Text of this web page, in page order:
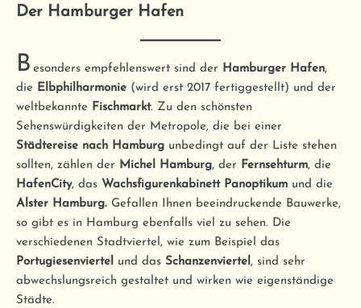
Der Hamburger Hafen
B esonders empfehlenswert sind der Hamburger Hafen,
die Elbphilharmonie (wird erst 2017 fertiggestellt) und der
weltbekannte Fischmarkt. Zu den schönsten
Sehenswürdigkeiten der Metropole, die bei einer
Städtereise nach Hamburg unbedingt auf der Liste stehen
sollten, zählen der Michel Hamburg, der Fernsehturm, die
HafenCity, das Wachsfigurenkabinett Panoptikum und die
Alster Hamburg. Gefallen Ihnen beeindruckende Bauwerke,
so gibt es in Hamburg ebenfalls viel zu sehen. Die
verschiedenen Stadtviertel, wie zum Beispiel das
Portugiesenviertel und das Schanzenviertel, sind sehr
abwechslungsreich gestaltet und wirken wie eigenständige
Städte.